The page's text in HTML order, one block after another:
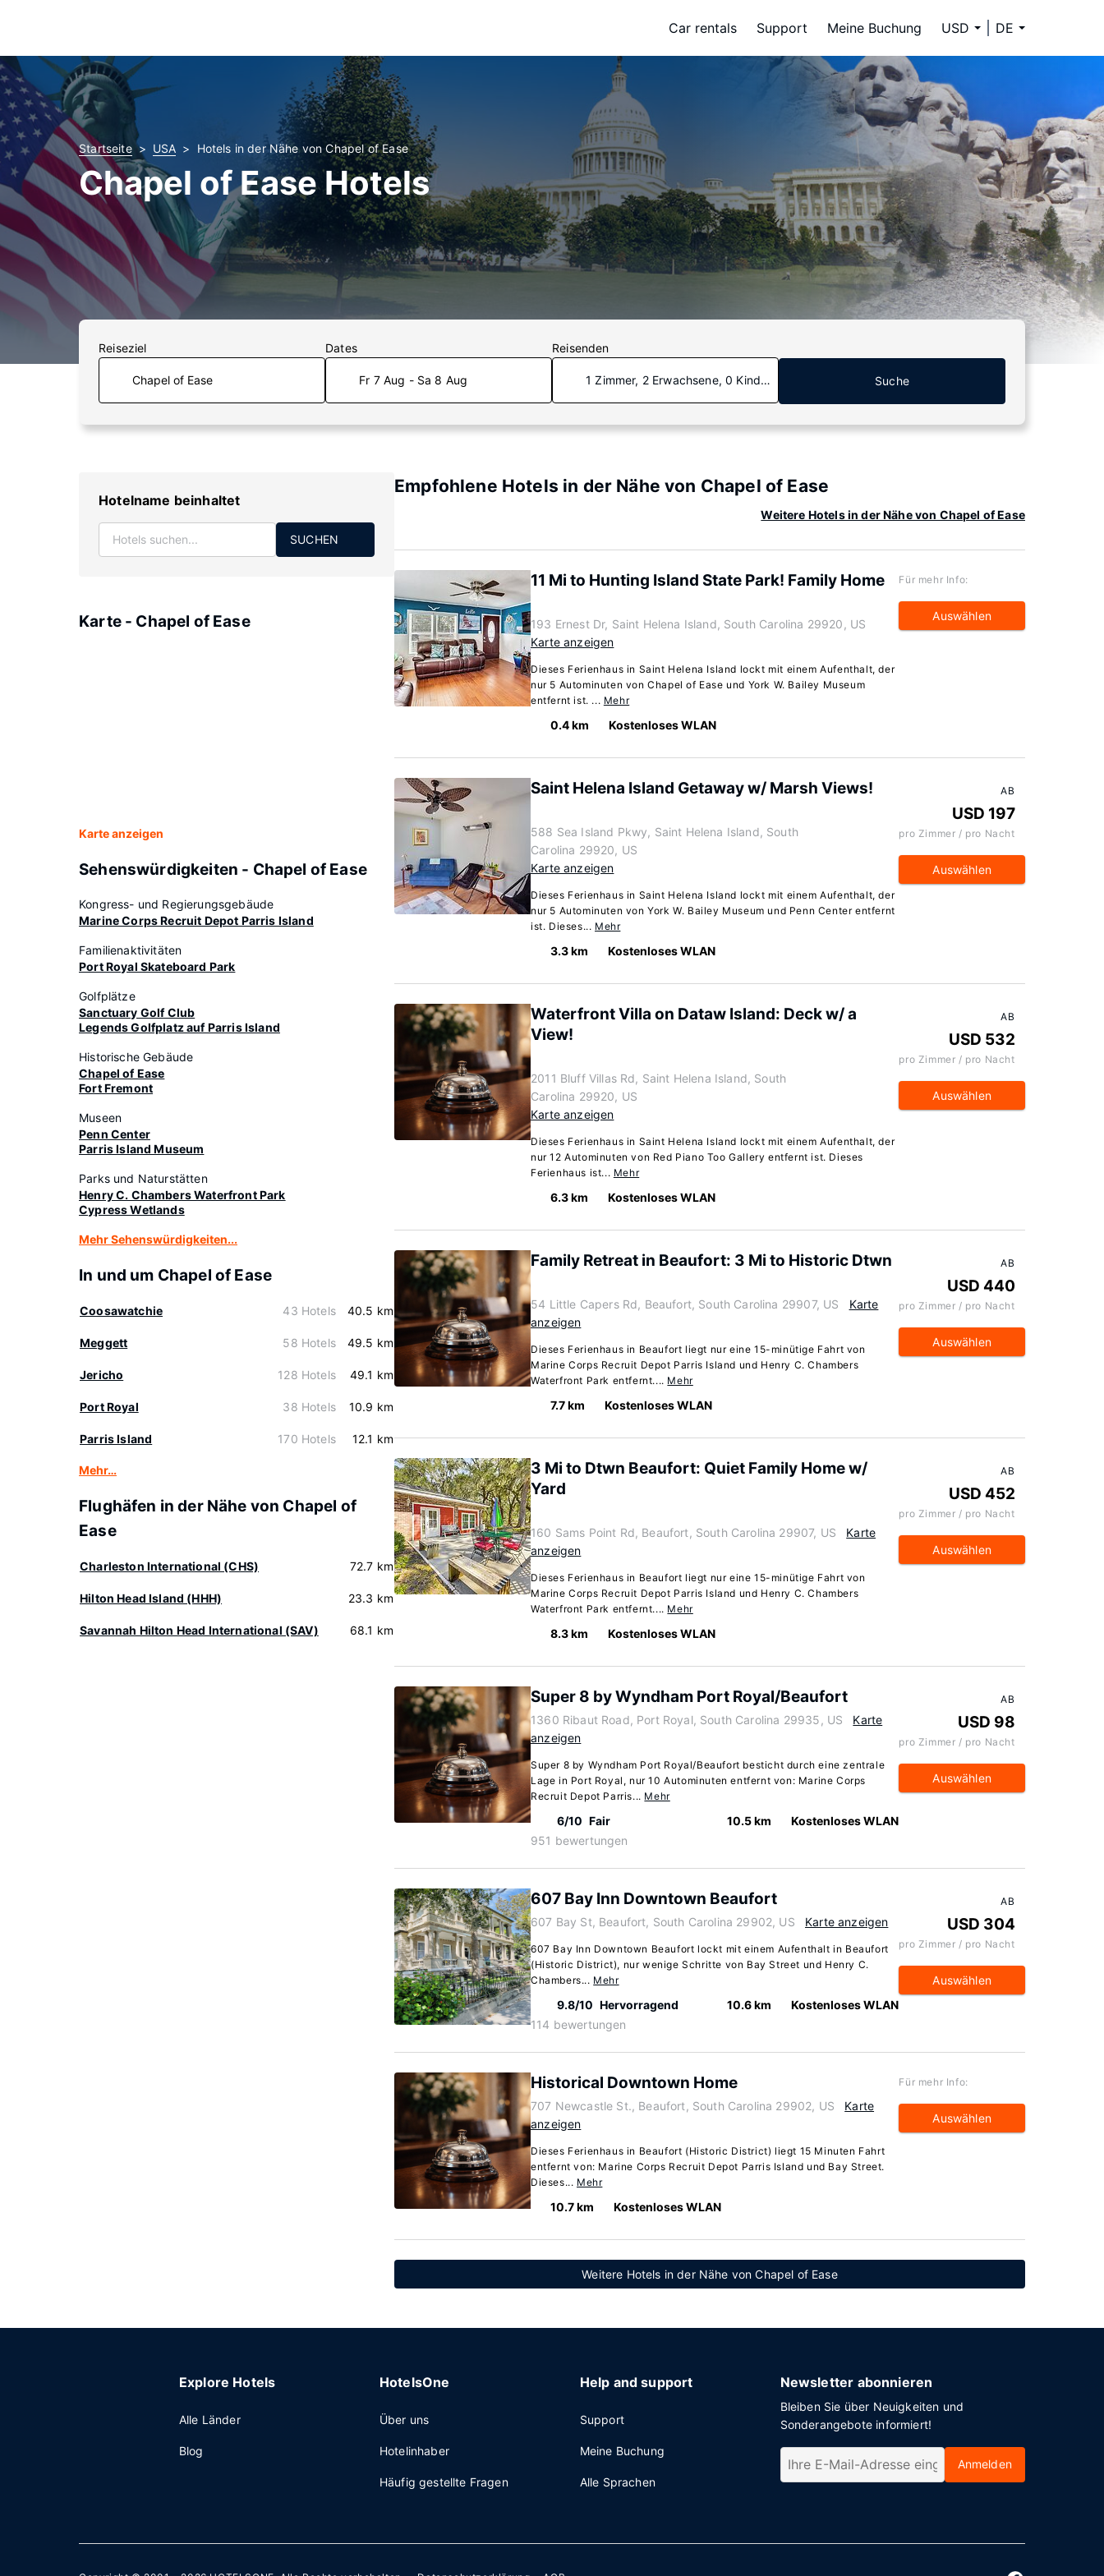
Car rentals Support Meine Buchung USD DE
Startseite USA Hotels in der Nähe von Chapel of Ease
Chapel of Ease Hotels
Reiseziel Dates
Fr 7 Aug - Sa 8 Aug
Reisenden
1 Zimmer, 2 Erwachsene, 0 Kinder Suche
Hotelname beinhaltet
SUCHEN
Karte - Chapel of Ease
Karte anzeigen
Sehenswürdigkeiten - Chapel of Ease
Kongress- und Regierungsgebäude
Marine Corps Recruit Depot Parris Island
Familienaktivitäten
Port Royal Skateboard Park
Golfplätze
Sanctuary Golf Club
Legends Golfplatz auf Parris Island
Historische Gebäude
Chapel of Ease
Fort Fremont
Museen
Penn Center
Parris Island Museum
Parks und Naturstätten
Henry C. Chambers Waterfront Park
Cypress Wetlands
Mehr Sehenswürdigkeiten...
In und um Chapel of Ease
Coosawatchie 43 Hotels 40.5 km
Meggett 58 Hotels 49.5 km
Jericho 128 Hotels 49.1 km
Port Royal 38 Hotels 10.9 km
Parris Island 170 Hotels 12.1 km
Mehr…
Flughäfen in der Nähe von Chapel of
Ease
Charleston International (CHS) 72.7 km
Hilton Head Island (HHH) 23.3 km
Savannah Hilton Head International (SAV) 68.1 km
Empfohlene Hotels in der Nähe von Chapel of Ease
Weitere Hotels in der Nähe von Chapel of Ease
11 Mi to Hunting Island State Park! Family Home
193 Ernest Dr, Saint Helena Island, South Carolina 29920, US
Karte anzeigen
Dieses Ferienhaus in Saint Helena Island lockt mit einem Aufenthalt, der
nur 5 Autominuten von Chapel of Ease und York W. Bailey Museum
entfernt ist. ... Mehr
0.4 km Kostenloses WLAN
Für mehr Info:
Auswählen
Saint Helena Island Getaway w/ Marsh Views!
588 Sea Island Pkwy, Saint Helena Island, South
Carolina 29920, US
Karte anzeigen
Dieses Ferienhaus in Saint Helena Island lockt mit einem Aufenthalt, der
nur 5 Autominuten von York W. Bailey Museum und Penn Center entfernt
ist. Dieses... Mehr
3.3 km Kostenloses WLAN
AB
USD 197
pro Zimmer / pro Nacht
Auswählen
Waterfront Villa on Dataw Island: Deck w/ a
View!
2011 Bluff Villas Rd, Saint Helena Island, South
Carolina 29920, US
Karte anzeigen
Dieses Ferienhaus in Saint Helena Island lockt mit einem Aufenthalt, der
nur 12 Autominuten von Red Piano Too Gallery entfernt ist. Dieses
Ferienhaus ist... Mehr
6.3 km Kostenloses WLAN
AB
USD 532
pro Zimmer / pro Nacht
Auswählen
Family Retreat in Beaufort: 3 Mi to Historic Dtwn
54 Little Capers Rd, Beaufort, South Carolina 29907, US
Karte
anzeigen
Dieses Ferienhaus in Beaufort liegt nur eine 15-minütige Fahrt von
Marine Corps Recruit Depot Parris Island und Henry C. Chambers
Waterfront Park entfernt.... Mehr
7.7 km Kostenloses WLAN
AB
USD 440
pro Zimmer / pro Nacht
Auswählen
3 Mi to Dtwn Beaufort: Quiet Family Home w/
Yard
160 Sams Point Rd, Beaufort, South Carolina 29907, US
Karte
anzeigen
Dieses Ferienhaus in Beaufort liegt nur eine 15-minütige Fahrt von
Marine Corps Recruit Depot Parris Island und Henry C. Chambers
Waterfront Park entfernt.... Mehr
8.3 km Kostenloses WLAN
AB
USD 452
pro Zimmer / pro Nacht
Auswählen
Super 8 by Wyndham Port Royal/Beaufort
1360 Ribaut Road, Port Royal, South Carolina 29935, US
Karte
anzeigen
Super 8 by Wyndham Port Royal/Beaufort besticht durch eine zentrale
Lage in Port Royal, nur 10 Autominuten entfernt von: Marine Corps
Recruit Depot Parris... Mehr
6/10 Fair
951 bewertungen
10.5 km Kostenloses WLAN
AB
USD 98
pro Zimmer / pro Nacht
Auswählen
607 Bay Inn Downtown Beaufort
607 Bay St, Beaufort, South Carolina 29902, US Karte anzeigen
607 Bay Inn Downtown Beaufort lockt mit einem Aufenthalt in Beaufort
(Historic District), nur wenige Schritte von Bay Street und Henry C.
Chambers... Mehr
9.8/10 Hervorragend
114 bewertungen
10.6 km Kostenloses WLAN
AB
USD 304
pro Zimmer / pro Nacht
Auswählen
Historical Downtown Home
707 Newcastle St., Beaufort, South Carolina 29902, US
Karte
anzeigen
Dieses Ferienhaus in Beaufort (Historic District) liegt 15 Minuten Fahrt
entfernt von: Marine Corps Recruit Depot Parris Island und Bay Street.
Dieses... Mehr
10.7 km Kostenloses WLAN
Für mehr Info:
Auswählen
Weitere Hotels in der Nähe von Chapel of Ease
Explore Hotels
Alle Länder
Blog
HotelsOne
Über uns
Hotelinhaber
Häufig gestellte Fragen
Help and support
Support
Meine Buchung
Alle Sprachen
Newsletter abonnieren
Bleiben Sie über Neuigkeiten und
Sonderangebote informiert!
Anmelden